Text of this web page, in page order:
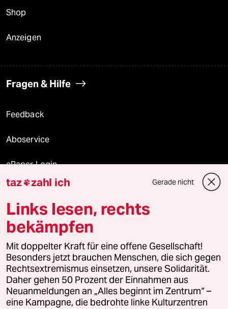
Shop
Anzeigen
Fragen & Hilfe
Feedback
Aboservice
ePaper Login
Downloads für Abonnierende
© 2026 taz Verlags und Vertriebs GmbH
Alle Rechte vorbehalten. Bei rechtlichen Fragen oder für Genehmigungen
wenden Sie sich bitte an
lizenzen@taz.de
Feedback Redaktionsstatut Kommune-Richtlinien
taz zahl ich Gerade nicht
Links lesen, rechts
bekämpfen
Mit doppelter Kraft für eine offene Gesellschaft!
Besonders jetzt brauchen Menschen, die sich gegen
Rechtsextremismus einsetzen, unsere Solidarität.
Daher gehen 50 Prozent der Einnahmen aus
Neuanmeldungen an „Alles beginnt im Zentrum“ –
eine Kampagne, die bedrohte linke Kulturzentren